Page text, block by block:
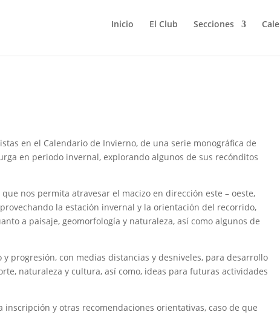
Inicio El Club Secciones
en el Calendario de Invierno, de una serie monográfica de
en periodo invernal, explorando algunos de sus recónditos
nos permita atravesar el macizo en dirección este – oeste,
la estación invernal y la orientación del recorrido,
a paisaje, geomorfología y naturaleza, así como algunos de
progresión, con medias distancias y desniveles, para desarrollo
naturaleza y cultura, así como, ideas para futuras actividades
y otras recomendaciones orientativas, caso de que